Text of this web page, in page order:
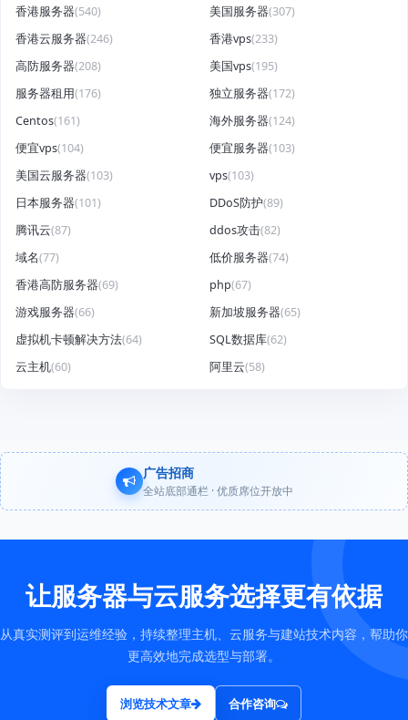
香港服务器(540) 美国服务器(307)
香港云服务器(246) 香港vps(233)
高防服务器(208) 美国vps(195)
服务器租用(176) 独立服务器(172)
Centos(161) 海外服务器(124)
便宜vps(104) 便宜服务器(103)
美国云服务器(103) vps(103)
日本服务器(101) DDoS防护(89)
腾讯云(87) ddos攻击(82)
域名(77) 低价服务器(74)
香港高防服务器(69) php(67)
游戏服务器(66) 新加坡服务器(65)
虚拟机卡顿解决方法(64) SQL数据库(62)
云主机(60) 阿里云(58)
广告招商
全站底部通栏 · 优质席位开放中
让服务器与云服务选择更有依据
从真实测评到运维经验，持续整理主机、云服务与建站技术内容，帮助你
更高效地完成选型与部署。
浏览技术文章 合作咨询